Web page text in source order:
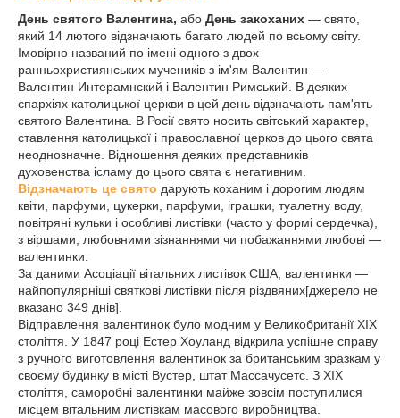
День святого Валентина, або День закоханих — свято,
який 14 лютого відзначають багато людей по всьому світу.
Імовірно названий по імені одного з двох
ранньохристиянських мучеників з ім'ям Валентин —
Валентин Интерамнский і Валентин Римський. В деяких
єпархіях католицької церкви в цей день відзначають пам'ять
святого Валентина. В Росії свято носить світський характер,
ставлення католицької і православної церков до цього свята
неоднозначне. Відношення деяких представників
духовенства ісламу до цього свята є негативним.
Відзначають це свято дарують коханим і дорогим людям
квіти, парфуми, цукерки, парфуми, іграшки, туалетну воду,
повітряні кульки і особливі листівки (часто у формі сердечка),
з віршами, любовними зізнаннями чи побажаннями любові —
валентинки.
За даними Асоціації вітальних листівок США, валентинки —
найпопулярніші святкові листівки після різдвяних[джерело не
вказано 349 днів].
Відправлення валентинок було модним у Великобританії XIX
століття. У 1847 році Естер Хоуланд відкрила успішне справу
з ручного виготовлення валентинок за британським зразкам у
своєму будинку в місті Вустер, штат Массачусетс. З XIX
століття, саморобні валентинки майже зовсім поступилися
місцем вітальним листівкам масового виробництва.